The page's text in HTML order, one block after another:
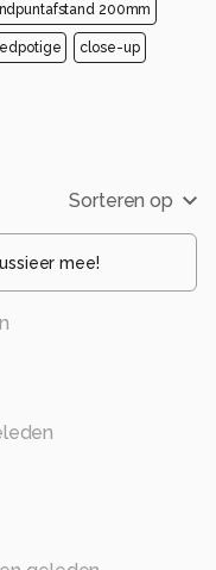
200mm
close-up
Sorteren op
mee!